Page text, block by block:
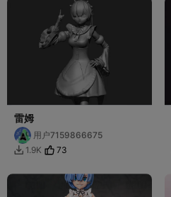
雷姆
用户7159866675
 1.9K 73